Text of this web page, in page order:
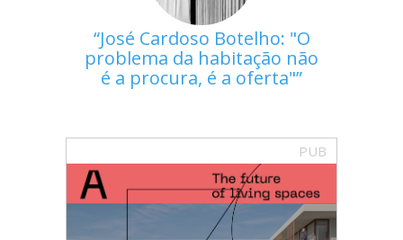
José Cardoso Botelho: "O
problema da habitação não
é a procura, é a oferta"
PUB